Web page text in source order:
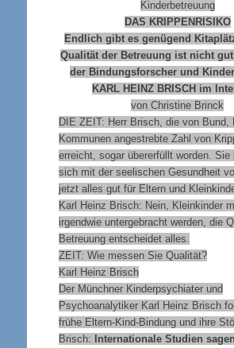
Kinderbetreuung
DAS KRIPPENRISIKO
Endlich gibt es genügend
Qualität der Betreuung ist nicht
der Bindungsforscher und
KARL HEINZ BRISCH im
von Christine Brinck
DIE ZEIT: Herr Brisch, die von Bund,
Kommunen angestrebte Zahl von
erreicht, sogar übererfüllt worden. Sie
sich mit der seelischen Gesundheit
jetzt alles gut für Eltern und
Karl Heinz Brisch: Nein, Kleinkinder
irgendwie untergebracht werden, die
Betreuung entscheidet alles.
ZEIT: Wie messen Sie Qualität?
Karl Heinz Brisch
Der Münchner Kinderpsychiater und
Psychoanalytiker Karl Heinz Brisch
frühe Eltern-Kind-Bindung und ihre
Brisch:
Internationale Studien